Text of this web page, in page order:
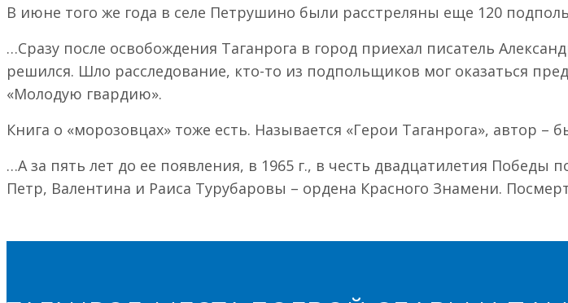
В июне того же года в селе Петрушино были расстреляны еще 120
…Сразу после освобождения Таганрога в город приехал писатель
решился. Шло расследование, кто-то из подпольщиков мог оказаться
«Молодую гвардию».
Книга о «морозовцах» тоже есть. Называется «Герои Таганрога», автор
…А за пять лет до ее появления, в 1965 г., в честь двадцатилетия
Петр, Валентина и Раиса Турубаровы – ордена Красного Знамени.